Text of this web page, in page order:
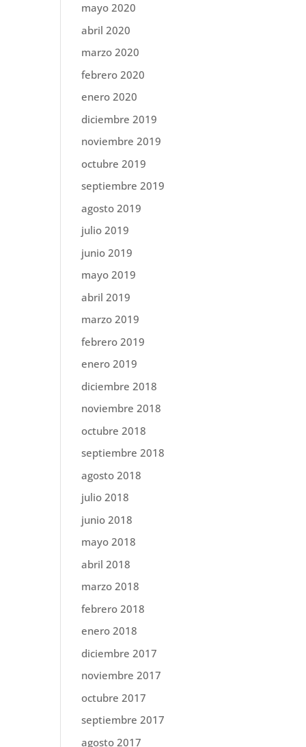
mayo 2020
abril 2020
marzo 2020
febrero 2020
enero 2020
diciembre 2019
noviembre 2019
octubre 2019
septiembre 2019
agosto 2019
julio 2019
junio 2019
mayo 2019
abril 2019
marzo 2019
febrero 2019
enero 2019
diciembre 2018
noviembre 2018
octubre 2018
septiembre 2018
agosto 2018
julio 2018
junio 2018
mayo 2018
abril 2018
marzo 2018
febrero 2018
enero 2018
diciembre 2017
noviembre 2017
octubre 2017
septiembre 2017
agosto 2017